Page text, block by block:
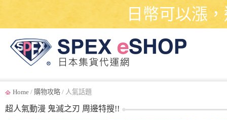
日幣可以漲
Home / 購物攻略 / 人氣話題
超人氣動漫 鬼滅之刃 周邊特搜!!